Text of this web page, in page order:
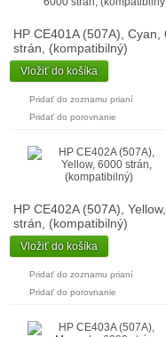
HP CE401A (507A), Cyan,
strán, (kompatibilný)
Vložiť do košíka
Pridať do zoznamu prianí
Pridať do porovnanie
HP CE402A (507A),
strán, (kompatibilný)
Vložiť do košíka
Pridať do zoznamu prianí
Pridať do porovnanie